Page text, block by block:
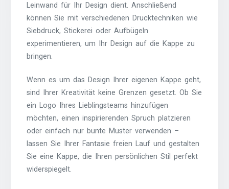
Leinwand für Ihr Design dient. Anschließend
können Sie mit verschiedenen Drucktechniken wie
Siebdruck, Stickerei oder Aufbügeln
experimentieren, um Ihr Design auf die Kappe zu
bringen.
Wenn es um das Design Ihrer eigenen Kappe geht,
sind Ihrer Kreativität keine Grenzen gesetzt. Ob Sie
ein Logo Ihres Lieblingsteams hinzufügen
möchten, einen inspirierenden Spruch platzieren
oder einfach nur bunte Muster verwenden –
lassen Sie Ihrer Fantasie freien Lauf und gestalten
Sie eine Kappe, die Ihren persönlichen Stil perfekt
widerspiegelt.